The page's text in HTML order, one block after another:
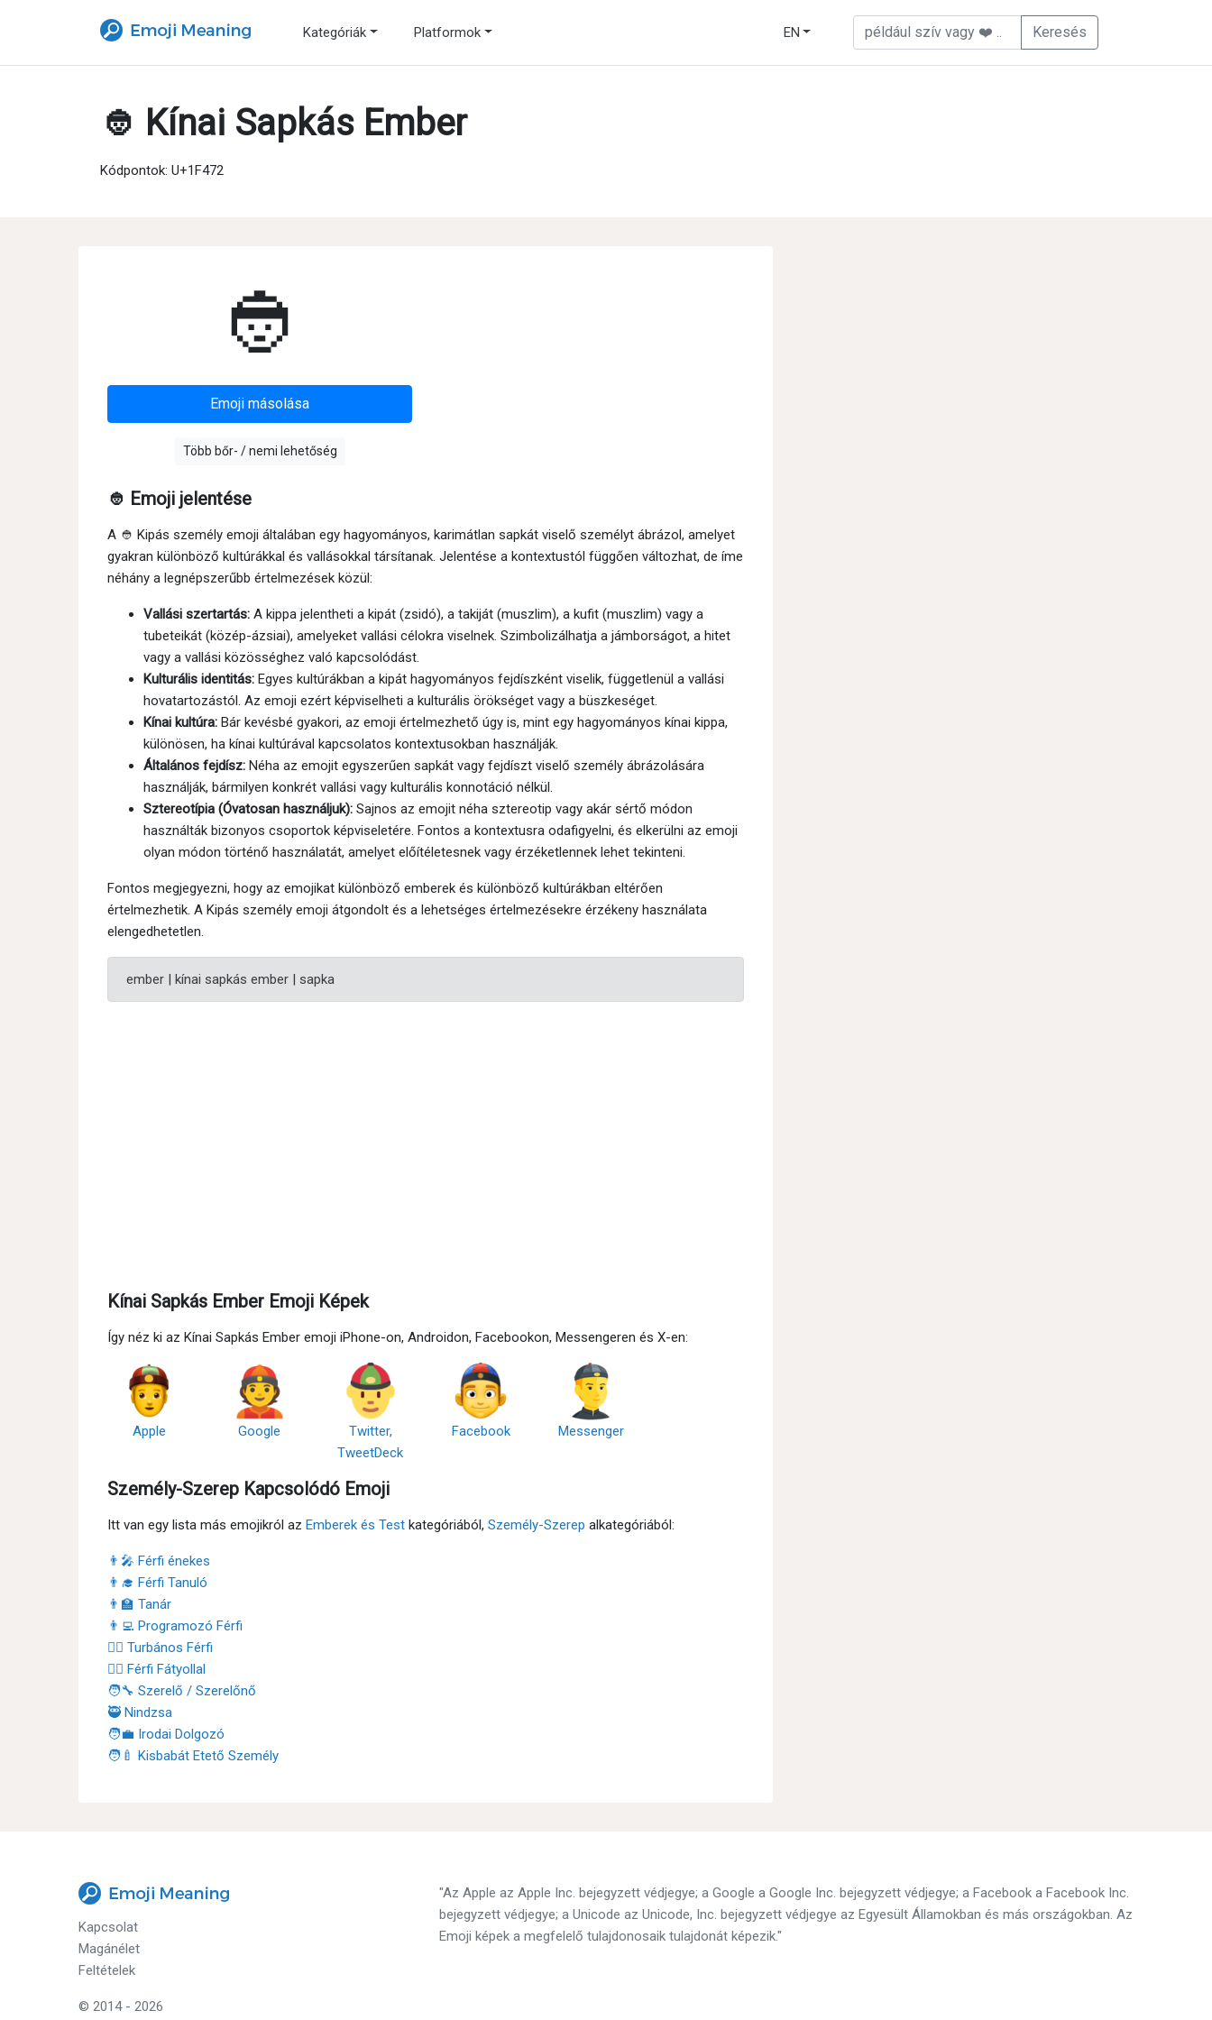
Kategóriák Platformok EN
👲 Kínai Sapkás Ember
Kódpontok: U+1F472
👲
Emoji másolása
Több bőr- / nemi lehetőség
👲 Emoji jelentése
A 👲 Kipás személy emoji általában egy hagyományos, karimátlan sapkát viselő személyt ábrázol, amelyet
gyakran különböző kultúrákkal és vallásokkal társítanak. Jelentése a kontextustól függően változhat, de íme
néhány a legnépszerűbb értelmezések közül:
Vallási szertartás: A kippa jelentheti a kipát (zsidó), a takiját (muszlim), a kufit (muszlim) vagy a
tubeteikát (közép-ázsiai), amelyeket vallási célokra viselnek. Szimbolizálhatja a jámborságot, a hitet
vagy a vallási közösséghez való kapcsolódást.
Kulturális identitás: Egyes kultúrákban a kipát hagyományos fejdíszként viselik, függetlenül a vallási
hovatartozástól. Az emoji ezért képviselheti a kulturális örökséget vagy a büszkeséget.
Kínai kultúra: Bár kevésbé gyakori, az emoji értelmezhető úgy is, mint egy hagyományos kínai kippa,
különösen, ha kínai kultúrával kapcsolatos kontextusokban használják.
Általános fejdísz: Néha az emojit egyszerűen sapkát vagy fejdíszt viselő személy ábrázolására
használják, bármilyen konkrét vallási vagy kulturális konnotáció nélkül.
Sztereotípia (Óvatosan használjuk): Sajnos az emojit néha sztereotip vagy akár sértő módon
használták bizonyos csoportok képviseletére. Fontos a kontextusra odafigyelni, és elkerülni az emoji
olyan módon történő használatát, amelyet előítéletesnek vagy érzéketlennek lehet tekinteni.
Fontos megjegyezni, hogy az emojikat különböző emberek és különböző kultúrákban eltérően
értelmezhetik. A Kipás személy emoji átgondolt és a lehetséges értelmezésekre érzékeny használata
elengedhetetlen.
ember | kínai sapkás ember | sapka
Kínai Sapkás Ember Emoji Képek
Így néz ki az Kínai Sapkás Ember emoji iPhone-on, Androidon, Facebookon, Messengeren és X-en:
Apple Google
Twitter,
TweetDeck
Facebook Messenger
Személy-Szerep Kapcsolódó Emoji
Itt van egy lista más emojikról az Emberek és Test kategóriából, Személy-Szerep alkategóriából:
👨‍🎤 Férfi énekes
👨‍🎓 Férfi Tanuló
👨‍🏫 Tanár
👨‍💻 Programozó Férfi
👳‍♂️ Turbános Férfi
👰‍♂️ Férfi Fátyollal
🧑‍🔧 Szerelő / Szerelőnő
🥷 Nindzsa
🧑‍💼 Irodai Dolgozó
🧑‍🍼 Kisbabát Etető Személy
Kapcsolat
Magánélet
Feltételek
© 2014 - 2026
"Az Apple az Apple Inc. bejegyzett védjegye; a Google a Google Inc. bejegyzett védjegye; a Facebook a Facebook Inc.
bejegyzett védjegye; a Unicode az Unicode, Inc. bejegyzett védjegye az Egyesült Államokban és más országokban. Az
Emoji képek a megfelelő tulajdonosaik tulajdonát képezik."